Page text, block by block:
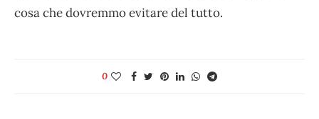
cosa che dovremmo evitare del tutto.
0